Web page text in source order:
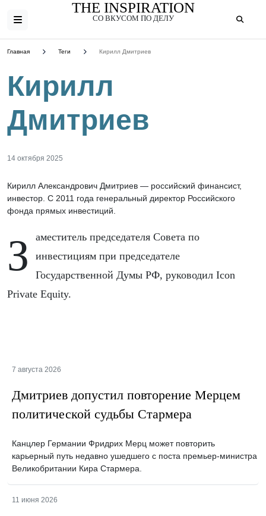
THE INSPIRATION
СО ВКУСОМ ПО ДЕЛУ
Главная Теги Кирилл Дмитриев
Кирилл
Дмитриев
14 октября 2025
Кирилл Александрович Дмитриев — российский финансист,
инвестор. С 2011 года генеральный директор Российского
фонда прямых инвестиций.
Заместитель председателя Совета по
инвестициям при председателе
Государственной Думы РФ, руководил Icon
Private Equity.
7 августа 2026
Дмитриев допустил повторение Мерцем
политической судьбы Стармера
Канцлер Германии Фридрих Мерц может повторить
карьерный путь недавно ушедшего с поста премьер-министра
Великобритании Кира Стармера.
11 июня 2026